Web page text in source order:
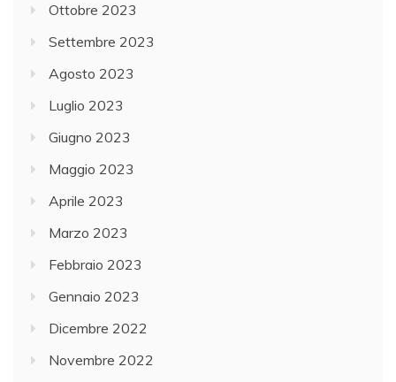
Ottobre 2023
Settembre 2023
Agosto 2023
Luglio 2023
Giugno 2023
Maggio 2023
Aprile 2023
Marzo 2023
Febbraio 2023
Gennaio 2023
Dicembre 2022
Novembre 2022